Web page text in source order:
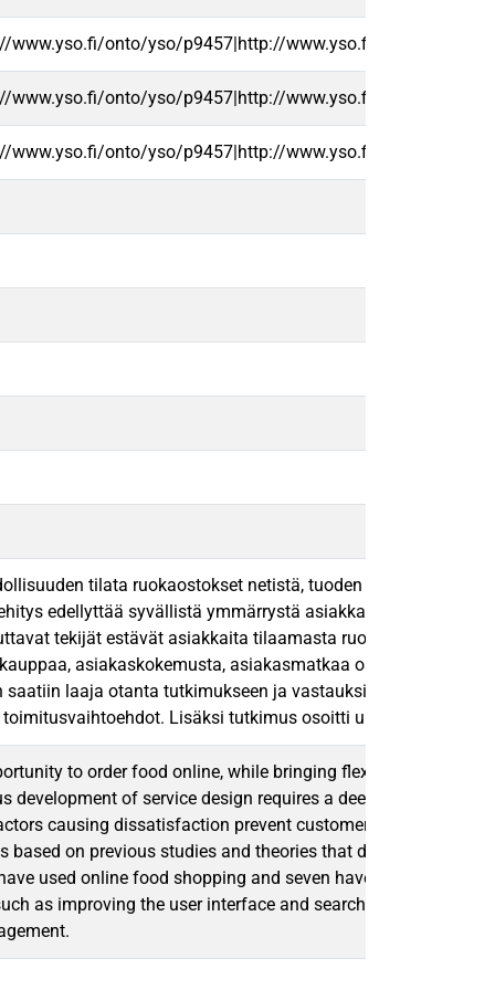
onto/yso/p9457|http://www.yso.fi/onto/yso/
onto/yso/p9457|http://www.yso.fi/onto/yso/
onto/yso/p9457|http://www.yso.fi/onto/yso/
tilata ruokaostokset netistä, tuoden samalla
edellyttää syvällistä ymmärrystä asiakkaan
tekijät estävät asiakkaita tilaamasta ruokaa
asiakaskokemusta, asiakasmatkaa
laaja otanta tutkimukseen ja vastauksia
Lisäksi tutkimus osoitti uusia
to order food online, while bringing flexibility and
of service design requires a deep
causing dissatisfaction prevent customers from
on previous studies and theories that deal with
used online food shopping and seven have not. In this
as improving the user interface and search